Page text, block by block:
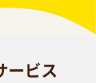
ービス